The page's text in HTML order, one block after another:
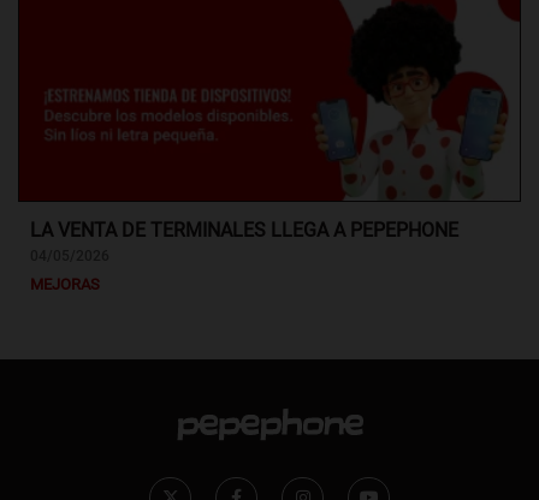
LA VENTA DE TERMINALES LLEGA A PEPEPHONE
MEJORAS